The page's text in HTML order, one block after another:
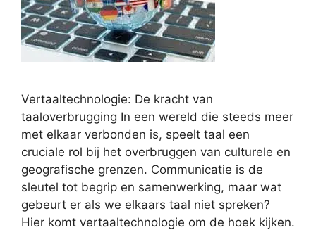
Vertaaltechnologie: De kracht van
taaloverbrugging In een wereld die steeds meer
met elkaar verbonden is, speelt taal een
cruciale rol bij het overbruggen van culturele en
geografische grenzen. Communicatie is de
sleutel tot begrip en samenwerking, maar wat
gebeurt er als we elkaars taal niet spreken?
Hier komt vertaaltechnologie om de hoek kijken.